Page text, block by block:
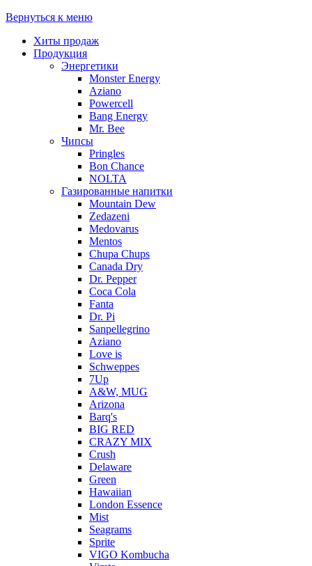
Вернуться к меню
Хиты продаж
Продукция
Энергетики
Monster Energy
Aziano
Powercell
Bang Energy
Mr. Bee
Чипсы
Pringles
Bon Chance
NOLTA
Газированные напитки
Mountain Dew
Zedazeni
Medovarus
Mentos
Chupa Chups
Canada Dry
Dr. Pepper
Coca Cola
Fanta
Dr. Pi
Sanpellegrino
Aziano
Love is
Schweppes
7Up
A&W, MUG
Arizona
Barq's
BIG RED
CRAZY MIX
Crush
Delaware
Green
Hawaiian
London Essence
Mist
Seagrams
Sprite
VIGO Kombucha